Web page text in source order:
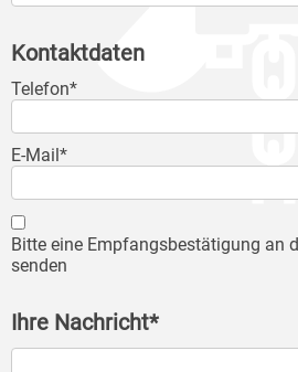
Kontaktdaten
Telefon*
E-Mail*
Bitte eine Empfangsbestätigung an
senden
Ihre Nachricht*